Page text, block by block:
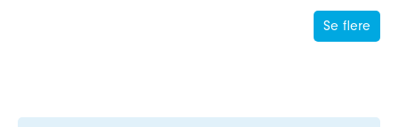
Se flere